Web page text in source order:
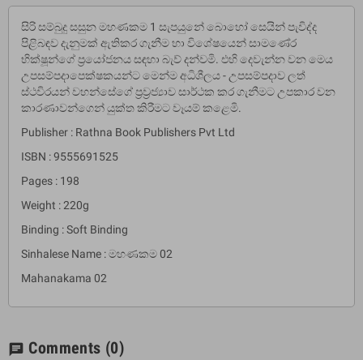
සිරි සම්බුදු සසුන මහණකම 1 සැපයුනේ බොහෝ සෙයින් පැවිද්ද
පිළිබඳව දැනුමක් ඇතිකර ගැනීම හා විශේෂයෙන් සාමණේර
භික්ෂූන්ගේ ප්‍රයෝජනය සඳහා බැව් දන්වමි. එහි දෙවැන්න වන මෙය
උපසම්පදාපෙක්ෂකයන්ට මෙන්ම අධිශීලය - උපසම්පදාව ලත්
ස්ථවිරයන් වහන්සේගේ ප්‍රව්‍රජ්‍යාව සාර්ථක කර ගැනීමට උපකාර වන
කාරණාවන්ගෙන් යුක්ත කිරීමට වෑයම් කළෙමි.
Publisher : Rathna Book Publishers Pvt Ltd
ISBN : 9555691525
Pages : 198
Weight : 220g
Binding : Soft Binding
Sinhalese Name : මහණකම 02
Mahanakama 02
chat Comments (0)